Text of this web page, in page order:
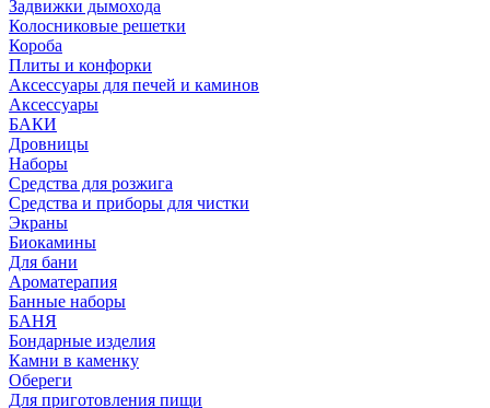
Задвижки дымохода
Колосниковые решетки
Короба
Плиты и конфорки
Аксессуары для печей и каминов
Аксессуары
БАКИ
Дровницы
Наборы
Средства для розжига
Средства и приборы для чистки
Экраны
Биокамины
Для бани
Ароматерапия
Банные наборы
БАНЯ
Бондарные изделия
Камни в каменку
Обереги
Для приготовления пищи